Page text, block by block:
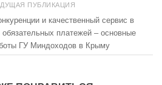
ПУБЛИКАЦИЯ
и качественный сервис в
платежей – основные
ГУ Миндоходов в Крыму